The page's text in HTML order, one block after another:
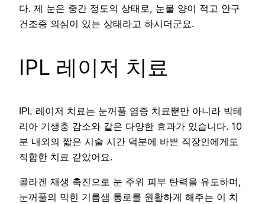
다. 제 눈은 중간 정도의 상태로, 눈물 양이 적고 안구
건조증 의심이 있는 상태라고 하시더군요.
IPL 레이저 치료
IPL 레이저 치료는 눈꺼풀 염증 치료뿐만 아니라 박테
리아 기생충 감소와 같은 다양한 효과가 있습니다. 10
분 내외의 짧은 시술 시간 덕분에 바쁜 직장인에게도
적합한 치료 같았어요.
콜라겐 재생 촉진으로 눈 주위 피부 탄력을 유도하며,
눈꺼풀의 막힌 기름샘 통로를 원활하게 해주는 이 치